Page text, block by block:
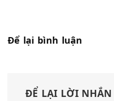
Để lại bình luận
ĐỂ LẠI LỜI NHẮN